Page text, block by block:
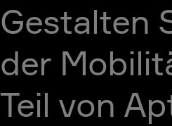
Gestalten
der
Teil von